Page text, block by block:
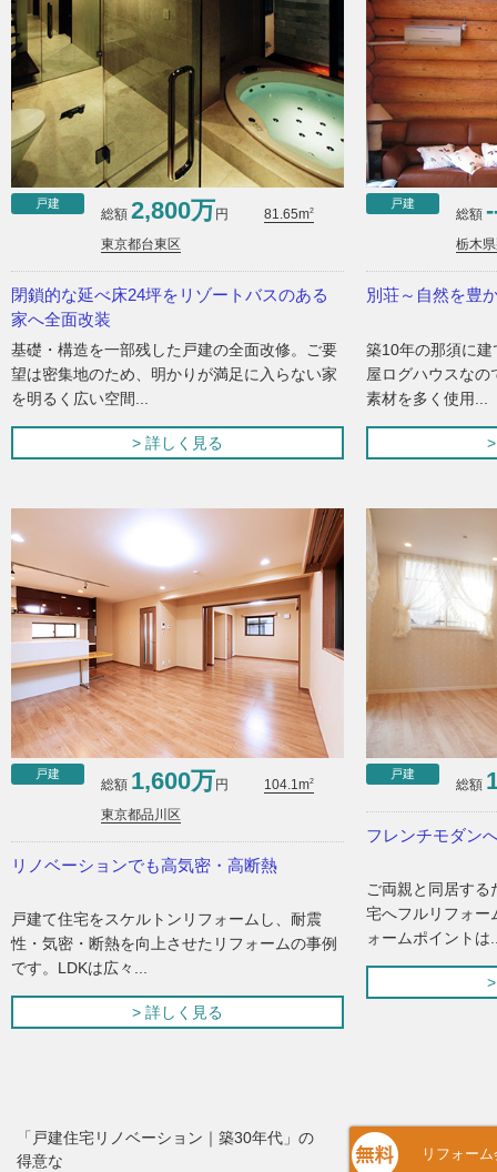
戸建
総額 2,800万円 81.65m2
東京都台東区
閉鎖的な延べ床24坪をリゾートバスのある
家へ全面改装
基礎・構造を一部残した戸建の全面改修。ご要
望は密集地のため、明かりが満足に入らない家
を明るく広い空間...
> 詳しく見る
戸建
総額
栃木
別荘～自然を豊
築10年の那須に
屋ログハウスなの
素材を多く使用...
戸建
総額 1,600万円 104.1m2
東京都品川区
リノベーションでも高気密・高断熱
戸建て住宅をスケルトンリフォームし、耐震
性・気密・断熱を向上させたリフォームの事例
です。LDKは広々...
> 詳しく見る
戸建
総額
フレンチモダン
ご両親と同居する
宅へフルリフォー
ォームポイントは
「戸建住宅リノベーション｜築30年代」の
得意な
リフォー